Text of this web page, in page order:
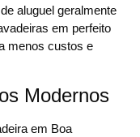
aluguel geralmente
em perfeito
menos custos e
Modernos
em Boa